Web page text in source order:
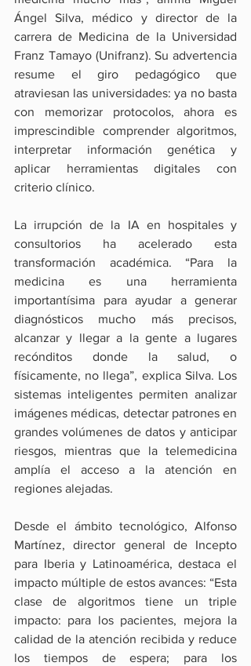
Ángel Silva, médico y director de la
carrera de Medicina de la Universidad
Franz Tamayo (Unifranz). Su advertencia
resume el giro pedagógico que
atraviesan las universidades: ya no basta
con memorizar protocolos, ahora es
imprescindible comprender algoritmos,
interpretar información genética y
aplicar herramientas digitales con
criterio clínico.
La irrupción de la IA en hospitales y
consultorios ha acelerado esta
transformación académica. “Para la
medicina es una herramienta
importantísima para ayudar a generar
diagnósticos mucho más precisos,
alcanzar y llegar a la gente a lugares
recónditos donde la salud, o
físicamente, no llega”, explica Silva. Los
sistemas inteligentes permiten analizar
imágenes médicas, detectar patrones en
grandes volúmenes de datos y anticipar
riesgos, mientras que la telemedicina
amplía el acceso a la atención en
regiones alejadas.
Desde el ámbito tecnológico, Alfonso
Martínez, director general de Incepto
para Iberia y Latinoamérica, destaca el
impacto múltiple de estos avances: “Esta
clase de algoritmos tiene un triple
impacto: para los pacientes, mejora la
calidad de la atención recibida y reduce
los tiempos de espera; para los